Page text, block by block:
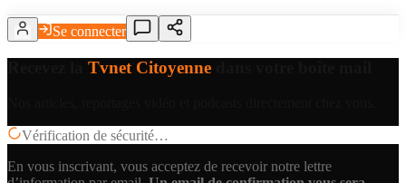
Se connecter
Tvnet Citoyenne
Vérification de sécurité…
En vous inscrivant, vous acceptez de recevoir notre lettre